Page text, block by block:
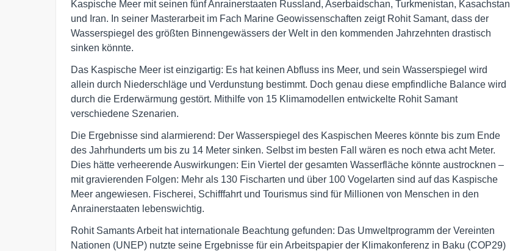
Kaspische Meer mit seinen fünf Anrainerstaaten Russland, Aserbaidschan, Turkmenistan, Kasachstan
und Iran. In seiner Masterarbeit im Fach Marine Geowissenschaften zeigt Rohit Samant, dass der
Wasserspiegel des größten Binnengewässers der Welt in den kommenden Jahrzehnten drastisch
sinken könnte.
Das Kaspische Meer ist einzigartig: Es hat keinen Abfluss ins Meer, und sein Wasserspiegel wird
allein durch Niederschläge und Verdunstung bestimmt. Doch genau diese empfindliche Balance wird
durch die Erderwärmung gestört. Mithilfe von 15 Klimamodellen entwickelte Rohit Samant
verschiedene Szenarien.
Die Ergebnisse sind alarmierend: Der Wasserspiegel des Kaspischen Meeres könnte bis zum Ende
des Jahrhunderts um bis zu 14 Meter sinken. Selbst im besten Fall wären es noch etwa acht Meter.
Dies hätte verheerende Auswirkungen: Ein Viertel der gesamten Wasserfläche könnte austrocknen –
mit gravierenden Folgen: Mehr als 130 Fischarten und über 100 Vogelarten sind auf das Kaspische
Meer angewiesen. Fischerei, Schifffahrt und Tourismus sind für Millionen von Menschen in den
Anrainerstaaten lebenswichtig.
Rohit Samants Arbeit hat internationale Beachtung gefunden: Das Umweltprogramm der Vereinten
Nationen (UNEP) nutzte seine Ergebnisse für ein Arbeitspapier der Klimakonferenz in Baku (COP29)